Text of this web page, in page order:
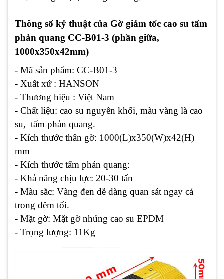
Thông số kỷ thuật của Gờ giảm tốc cao su tấm
phản quang CC-B01-3 (phần giữa,
1000x350x42mm)
- Mã sản phẩm: CC-B01-3
- Xuất xứ : HANSON
- Thương hiệu : Việt Nam
- Chất liệu: cao su nguyên khối, màu vàng là cao
su, tấm phản quang.
- Kích thước thân gờ: 1000(L)x350(W)x42(H)
mm
- Kích thước tấm phản quang:
- Khả năng chịu lực: 20-30 tấn
- Màu sắc: Vàng đen dễ dàng quan sát ngay cả
trong đêm tối.
- Mặt gờ: Mặt gờ nhúng cao su EPDM
- Trọng lượng: 11Kg